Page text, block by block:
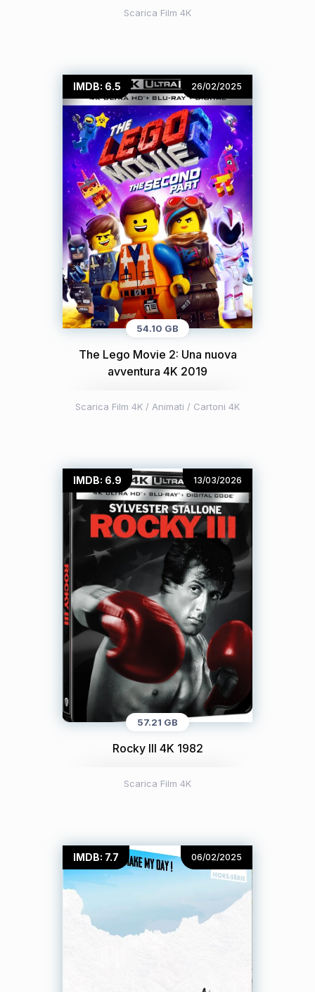
Scarica Film 4K
IMDB: 6.5 26/02/2025
54.10 GB
The Lego Movie 2: Una nuova
avventura 4K 2019
Scarica Film 4K / Animati / Cartoni 4K
IMDB: 6.9 13/03/2026
57.21 GB
Rocky III 4K 1982
Scarica Film 4K
IMDB: 7.7 06/02/2025